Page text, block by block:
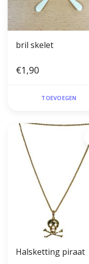
bril skelet
€1,90
TOEVOEGEN
Halsketting piraat